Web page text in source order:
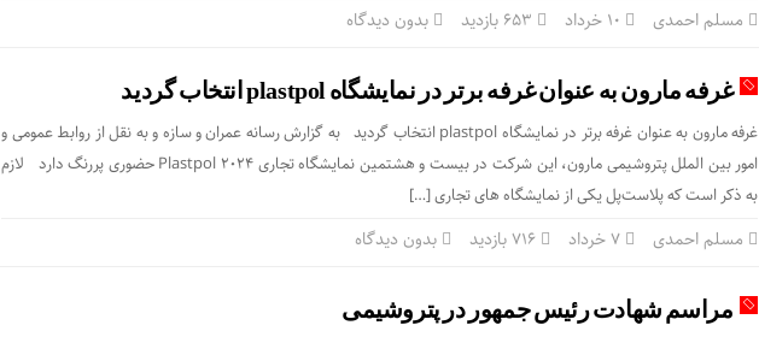
مسلم احمدی بدون دیدگاه
غرفه مارون به عنوان غرفه برتر در نمایشگاه plastpol انتخاب گردید
غرفه مارون به عنوان غرفه برتر در نمایشگاه plastpol انتخاب گردید به گزارش رسانه عمران و سازه و به نقل از روابط عمومی و
امور بین الملل پتروشیمی مارون، این شرکت در بیست و هشتمین نمایشگاه تجاری Plastpol 2024 حضوری پررنگ دارد لازم
به ذکر است که پلاست‌پل یکی از نمایشگاه های تجاری […]
مسلم احمدی بدون دیدگاه
مراسم شهادت رئیس جمهور در پتروشیمی